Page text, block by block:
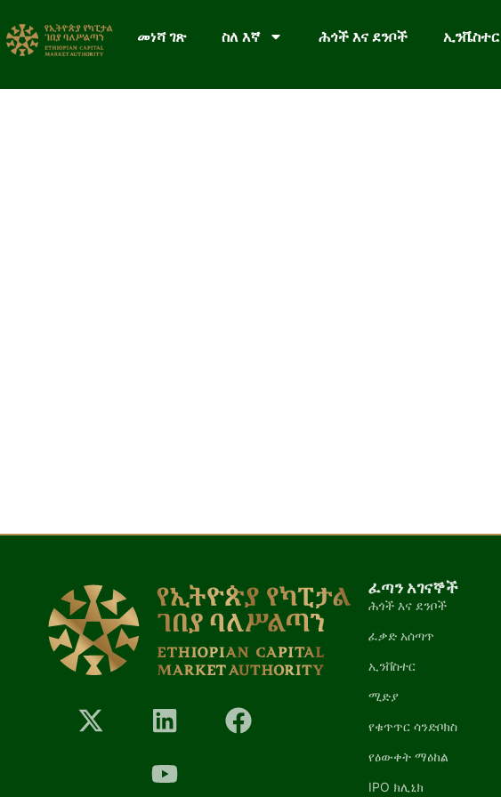
መነሻ ገጽ ስለ እኛ ሕጎች እና ደንቦች ኢንቬስተር
ፈጣን አገናኞች
ሕጎች እና ደንቦች
ፈቃድ አሰጣጥ
ኢንቨስተር
ሚድያ
የቁጥጥር ሳንድቦክስ
የዕውቀት ማዕከል
IPO ክሊኒክ